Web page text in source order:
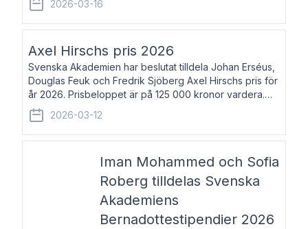
och Karin Forsberg för år 2026. Prissumma
2026-03-16
Axel Hirschs pris 2026
Svenska Akademien har beslutat tilldela Johan Erséus,
Douglas Feuk och Fredrik Sjöberg Axel Hirschs pris för
år 2026. Prisbeloppet är på 125 000 kronor vardera.
Johan Erséus, född 1959, är fackboksförfattare och
journalist med mångårigt för
2026-03-12
Iman Mohammed och Sofia
Roberg tilldelas Svenska
Akademiens
Bernadottestipendier 2026